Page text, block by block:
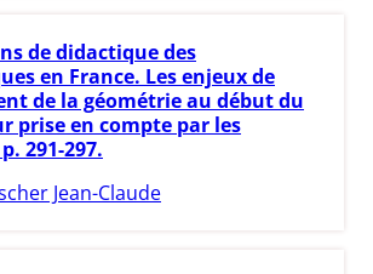
de didactique des
en France. Les enjeux de
de la géométrie au début du
prise en compte par les
291-297.
Jean-Claude